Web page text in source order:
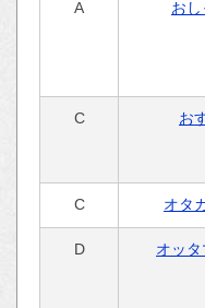
A おし
C お
C オタ
D オッ